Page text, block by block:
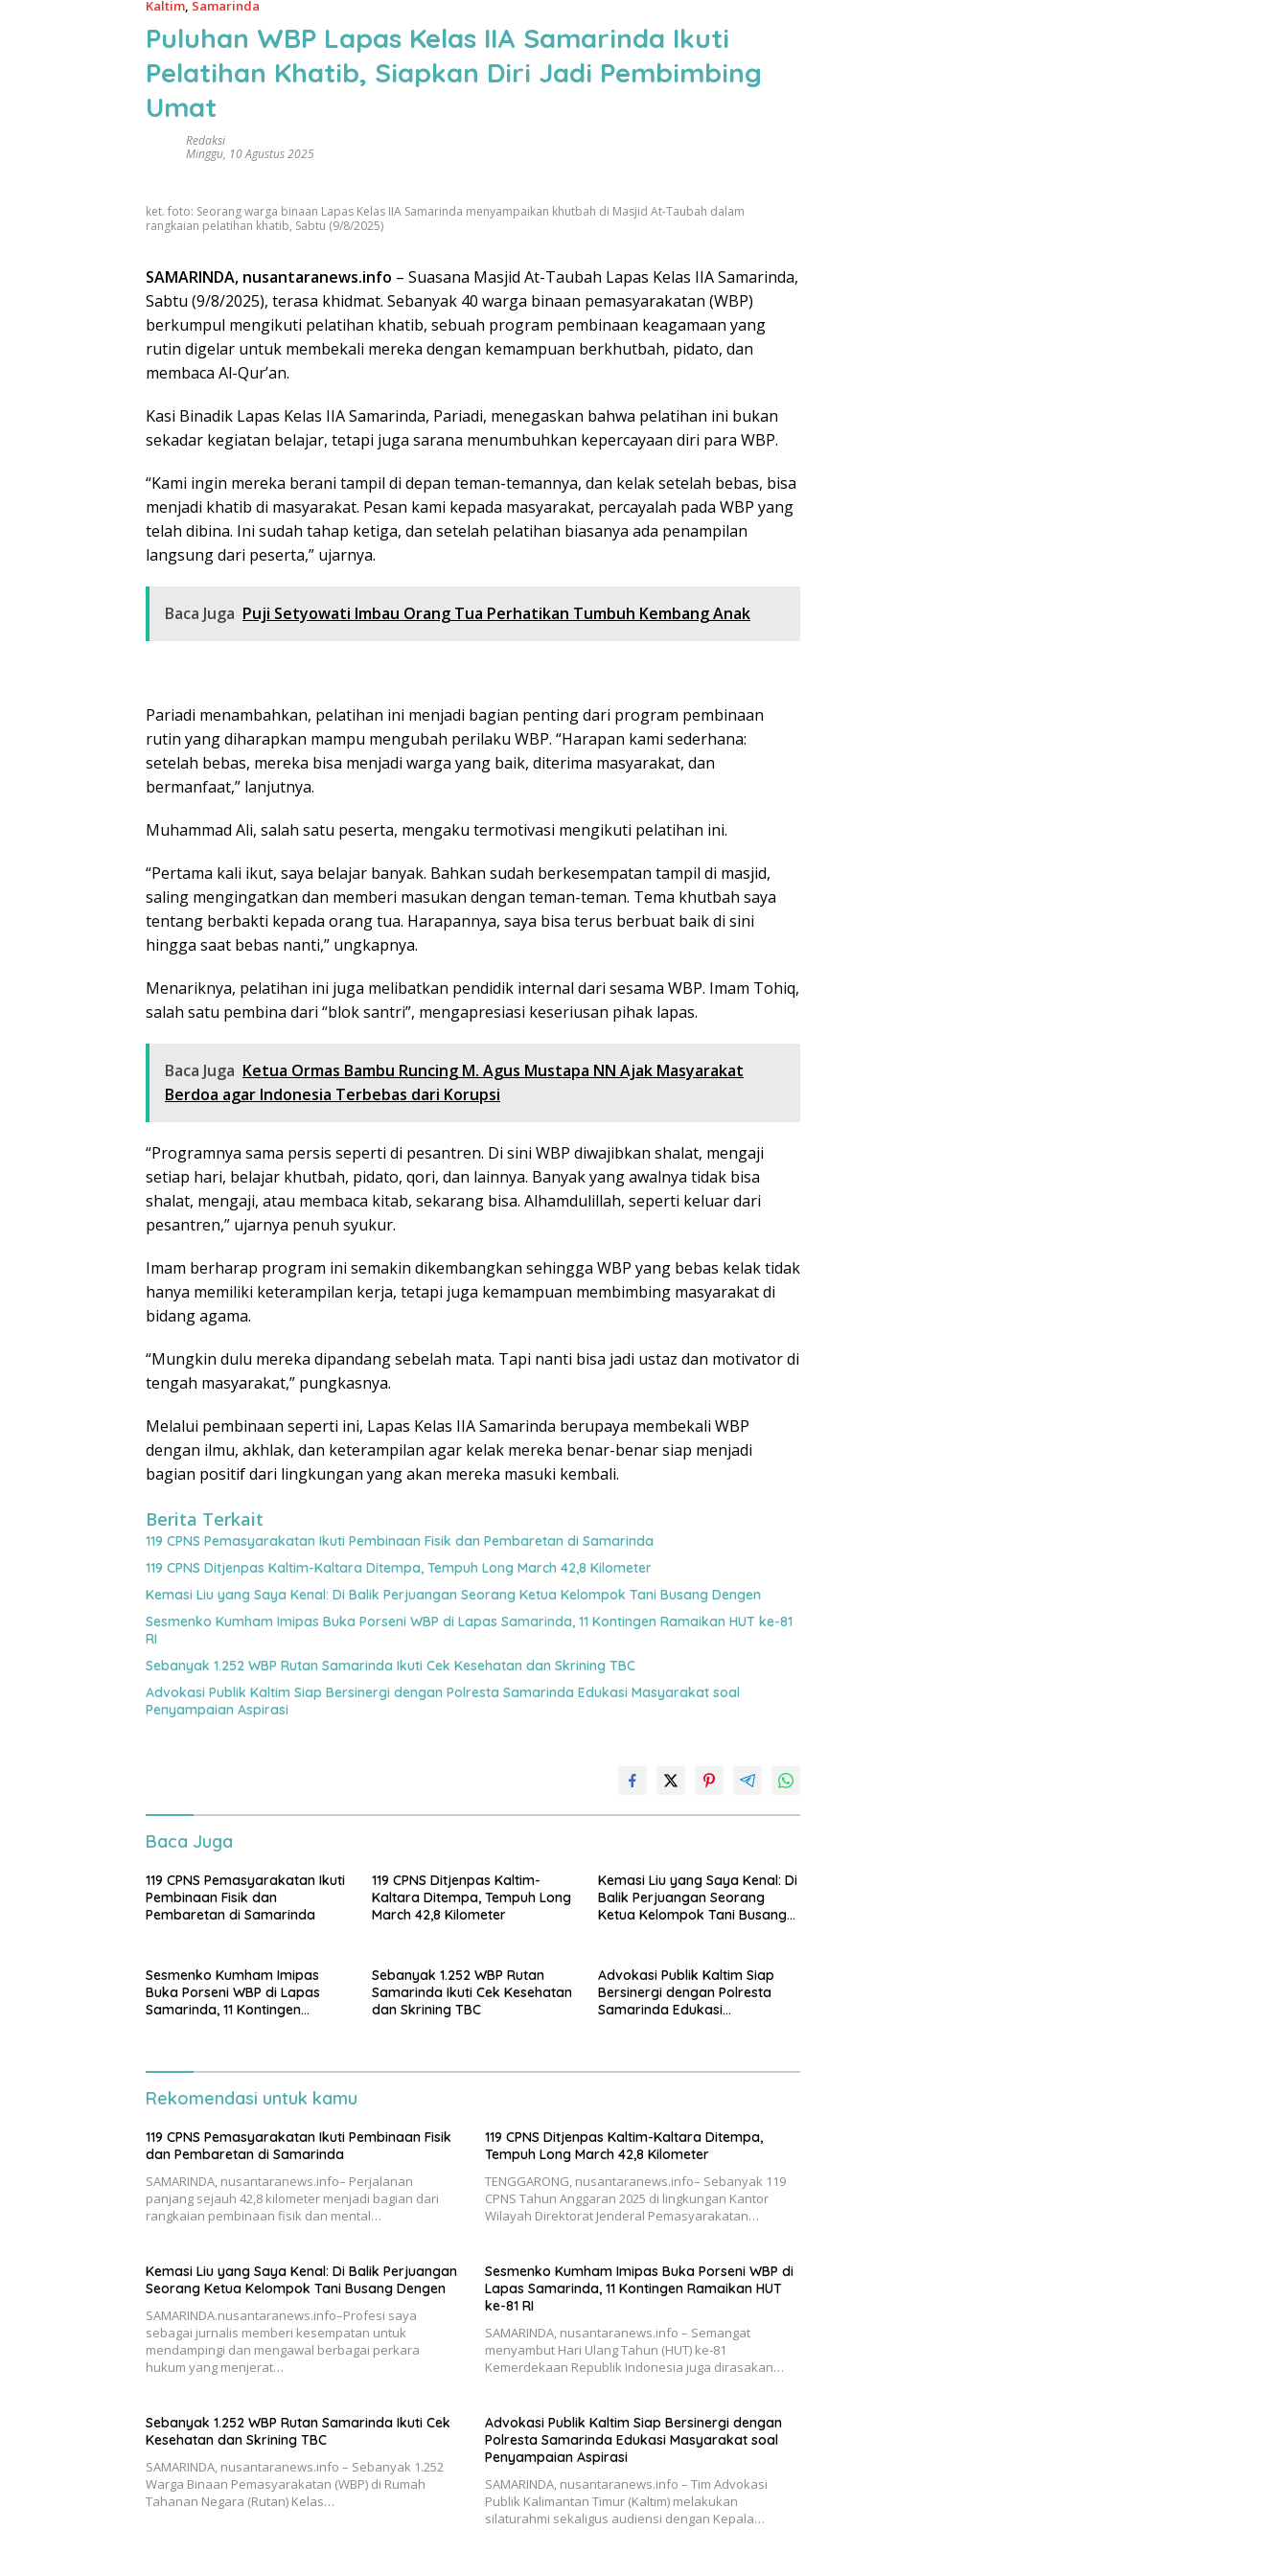
Kaltim, Samarinda
Puluhan WBP Lapas Kelas IIA Samarinda Ikuti
Pelatihan Khatib, Siapkan Diri Jadi Pembimbing
Umat
Redaksi
Minggu, 10 Agustus 2025
ket. foto: Seorang warga binaan Lapas Kelas IIA Samarinda menyampaikan khutbah di Masjid At-Taubah dalam
rangkaian pelatihan khatib, Sabtu (9/8/2025)
SAMARINDA, nusantaranews.info – Suasana Masjid At-Taubah Lapas Kelas IIA Samarinda,
Sabtu (9/8/2025), terasa khidmat. Sebanyak 40 warga binaan pemasyarakatan (WBP)
berkumpul mengikuti pelatihan khatib, sebuah program pembinaan keagamaan yang
rutin digelar untuk membekali mereka dengan kemampuan berkhutbah, pidato, dan
membaca Al-Qur’an.
Kasi Binadik Lapas Kelas IIA Samarinda, Pariadi, menegaskan bahwa pelatihan ini bukan
sekadar kegiatan belajar, tetapi juga sarana menumbuhkan kepercayaan diri para WBP.
“Kami ingin mereka berani tampil di depan teman-temannya, dan kelak setelah bebas, bisa
menjadi khatib di masyarakat. Pesan kami kepada masyarakat, percayalah pada WBP yang
telah dibina. Ini sudah tahap ketiga, dan setelah pelatihan biasanya ada penampilan
langsung dari peserta,” ujarnya.
Baca Juga Puji Setyowati Imbau Orang Tua Perhatikan Tumbuh Kembang Anak
Pariadi menambahkan, pelatihan ini menjadi bagian penting dari program pembinaan
rutin yang diharapkan mampu mengubah perilaku WBP. “Harapan kami sederhana:
setelah bebas, mereka bisa menjadi warga yang baik, diterima masyarakat, dan
bermanfaat,” lanjutnya.
Muhammad Ali, salah satu peserta, mengaku termotivasi mengikuti pelatihan ini.
“Pertama kali ikut, saya belajar banyak. Bahkan sudah berkesempatan tampil di masjid,
saling mengingatkan dan memberi masukan dengan teman-teman. Tema khutbah saya
tentang berbakti kepada orang tua. Harapannya, saya bisa terus berbuat baik di sini
hingga saat bebas nanti,” ungkapnya.
Menariknya, pelatihan ini juga melibatkan pendidik internal dari sesama WBP. Imam Tohiq,
salah satu pembina dari “blok santri”, mengapresiasi keseriusan pihak lapas.
Baca Juga Ketua Ormas Bambu Runcing M. Agus Mustapa NN Ajak Masyarakat
Berdoa agar Indonesia Terbebas dari Korupsi
“Programnya sama persis seperti di pesantren. Di sini WBP diwajibkan shalat, mengaji
setiap hari, belajar khutbah, pidato, qori, dan lainnya. Banyak yang awalnya tidak bisa
shalat, mengaji, atau membaca kitab, sekarang bisa. Alhamdulillah, seperti keluar dari
pesantren,” ujarnya penuh syukur.
Imam berharap program ini semakin dikembangkan sehingga WBP yang bebas kelak tidak
hanya memiliki keterampilan kerja, tetapi juga kemampuan membimbing masyarakat di
bidang agama.
“Mungkin dulu mereka dipandang sebelah mata. Tapi nanti bisa jadi ustaz dan motivator di
tengah masyarakat,” pungkasnya.
Melalui pembinaan seperti ini, Lapas Kelas IIA Samarinda berupaya membekali WBP
dengan ilmu, akhlak, dan keterampilan agar kelak mereka benar-benar siap menjadi
bagian positif dari lingkungan yang akan mereka masuki kembali.
Berita Terkait
119 CPNS Pemasyarakatan Ikuti Pembinaan Fisik dan Pembaretan di Samarinda
119 CPNS Ditjenpas Kaltim-Kaltara Ditempa, Tempuh Long March 42,8 Kilometer
Kemasi Liu yang Saya Kenal: Di Balik Perjuangan Seorang Ketua Kelompok Tani Busang Dengen
Sesmenko Kumham Imipas Buka Porseni WBP di Lapas Samarinda, 11 Kontingen Ramaikan HUT ke-81
RI
Sebanyak 1.252 WBP Rutan Samarinda Ikuti Cek Kesehatan dan Skrining TBC
Advokasi Publik Kaltim Siap Bersinergi dengan Polresta Samarinda Edukasi Masyarakat soal
Penyampaian Aspirasi
Baca Juga
119 CPNS Pemasyarakatan Ikuti
Pembinaan Fisik dan
Pembaretan di Samarinda
119 CPNS Ditjenpas Kaltim-
Kaltara Ditempa, Tempuh Long
March 42,8 Kilometer
Kemasi Liu yang Saya Kenal: Di
Balik Perjuangan Seorang
Ketua Kelompok Tani Busang
Sesmenko Kumham Imipas
Buka Porseni WBP di Lapas
Samarinda, 11 Kontingen
Sebanyak 1.252 WBP Rutan
Samarinda Ikuti Cek Kesehatan
dan Skrining TBC
Advokasi Publik Kaltim Siap
Bersinergi dengan Polresta
Samarinda Edukasi
Rekomendasi untuk kamu
119 CPNS Pemasyarakatan Ikuti Pembinaan Fisik
dan Pembaretan di Samarinda
SAMARINDA, nusantaranews.info– Perjalanan
panjang sejauh 42,8 kilometer menjadi bagian dari
rangkaian pembinaan fisik dan mental…
119 CPNS Ditjenpas Kaltim-Kaltara Ditempa,
Tempuh Long March 42,8 Kilometer
TENGGARONG, nusantaranews.info– Sebanyak 119
CPNS Tahun Anggaran 2025 di lingkungan Kantor
Wilayah Direktorat Jenderal Pemasyarakatan…
Kemasi Liu yang Saya Kenal: Di Balik Perjuangan
Seorang Ketua Kelompok Tani Busang Dengen
SAMARINDA.nusantaranews.info–Profesi saya
sebagai jurnalis memberi kesempatan untuk
mendampingi dan mengawal berbagai perkara
hukum yang menjerat…
Sesmenko Kumham Imipas Buka Porseni WBP di
Lapas Samarinda, 11 Kontingen Ramaikan HUT
ke-81 RI
SAMARINDA, nusantaranews.info – Semangat
menyambut Hari Ulang Tahun (HUT) ke-81
Kemerdekaan Republik Indonesia juga dirasakan…
Sebanyak 1.252 WBP Rutan Samarinda Ikuti Cek
Kesehatan dan Skrining TBC
SAMARINDA, nusantaranews.info – Sebanyak 1.252
Warga Binaan Pemasyarakatan (WBP) di Rumah
Tahanan Negara (Rutan) Kelas…
Advokasi Publik Kaltim Siap Bersinergi dengan
Polresta Samarinda Edukasi Masyarakat soal
Penyampaian Aspirasi
SAMARINDA, nusantaranews.info – Tim Advokasi
Publik Kalimantan Timur (Kaltim) melakukan
silaturahmi sekaligus audiensi dengan Kepala…